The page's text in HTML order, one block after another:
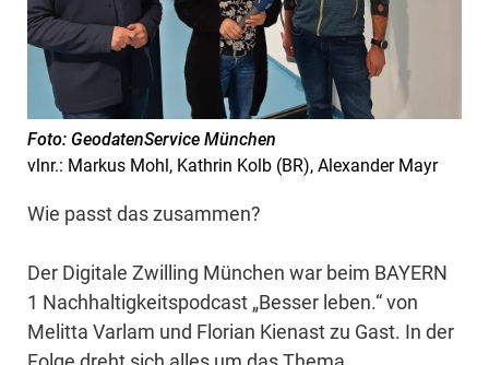
Foto: GeodatenService München
vlnr.: Markus Mohl, Kathrin Kolb (BR), Alexander Mayr
Wie passt das zusammen?
Der Digitale Zwilling München war beim BAYERN
1 Nachhaltigkeitspodcast „Besser leben.“ von
Melitta Varlam und Florian Kienast zu Gast. In der